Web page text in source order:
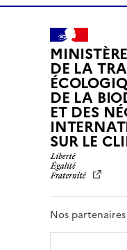
MINISTÈRE
DE LA
DE LA
ET DES
SUR LE
Nos partenaires